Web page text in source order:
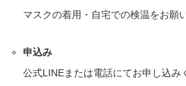
マスクの着用・自宅での検温をお願
申込み
公式LINEまたは電話にてお申し込み